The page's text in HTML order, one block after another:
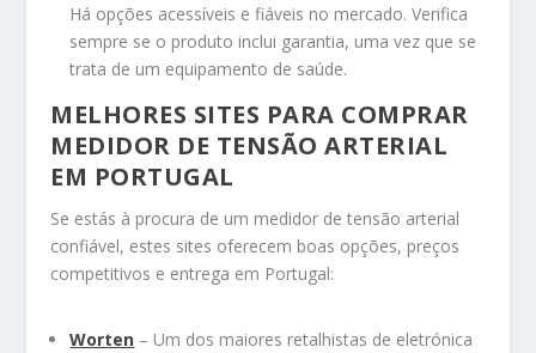
Há opções acessíveis e fiáveis no mercado. Verifica
sempre se o produto inclui garantia, uma vez que se
trata de um equipamento de saúde.
MELHORES SITES PARA COMPRAR
MEDIDOR DE TENSÃO ARTERIAL
EM PORTUGAL
Se estás à procura de um medidor de tensão arterial
confiável, estes sites oferecem boas opções, preços
competitivos e entrega em Portugal:
Worten – Um dos maiores retalhistas de eletrónica